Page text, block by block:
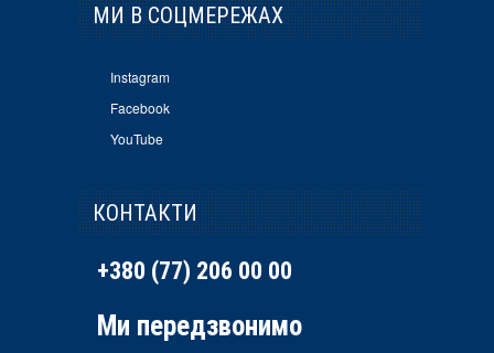
МИ В СОЦМЕРЕЖАХ
Instagram
Facebook
YouTube
КОНТАКТИ
+380 (77) 206 00 00
Ми передзвонимо